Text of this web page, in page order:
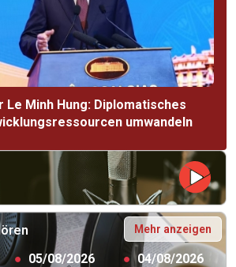
Minh Hung: Diplomatisches
umwandeln
Mehr anzeigen
● 05/08/2026 ● 04/08/2026